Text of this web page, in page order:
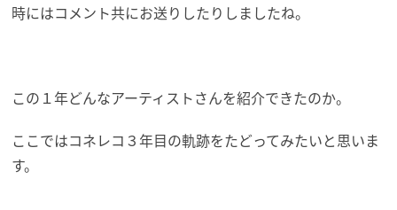
時にはコメント共にお送りしたりしましたね。
この１年どんなアーティストさんを紹介できたのか。
ここではコネレコ３年目の軌跡をたどってみたいと思いま
す。